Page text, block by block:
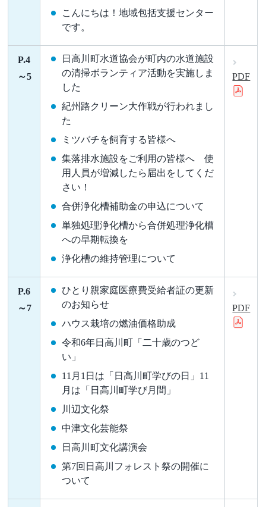
こんにちは！地域包括支援センター
です。
P.4
～5
日高川町水道協会が町内の水道施設
の清掃ボランティア活動を実施しま
した
紀州路クリーン大作戦が行われまし
た
ミツバチを飼育する皆様へ
集落排水施設をご利用の皆様へ 使
用人員が増減したら届出をしてくだ
さい！
合併浄化槽補助金の申込について
単独処理浄化槽から合併処理浄化槽
への早期転換を
浄化槽の維持管理について
PDF
P.6
～7
ひとり親家庭医療費受給者証の更新
のお知らせ
ハウス栽培の燃油価格助成
令和6年日高川町「二十歳のつど
い」
11月1日は「日高川町学びの日」11
月は「日高川町学び月間」
川辺文化祭
中津文化芸能祭
日高川町文化講演会
第7回日高川フォレスト祭の開催に
ついて
PDF